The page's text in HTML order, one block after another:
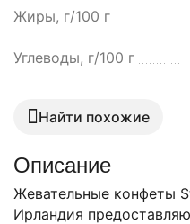
Жиры, г/100 г
Углеводы, г/100 г
Найти похожие
Описание
Жевательные конфеты
Ирландия